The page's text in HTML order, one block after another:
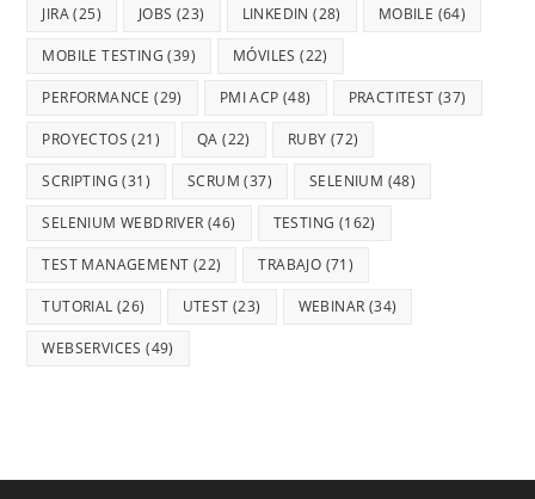
JIRA(25) JOBS (23) LINKEDIN (28) MOBILE (64)
MOBILE TESTING (39) MÓVILES (22)
PERFORMANCE (29) PMI ACP (48) PRACTITEST (37)
PROYECTOS (21) QA (22) RUBY (72)
SCRIPTING (31) SCRUM (37) SELENIUM (48)
SELENIUM WEBDRIVER (46) TESTING (162)
TEST MANAGEMENT (22) TRABAJO (71)
TUTORIAL (26) UTEST (23) WEBINAR (34)
WEBSERVICES (49)